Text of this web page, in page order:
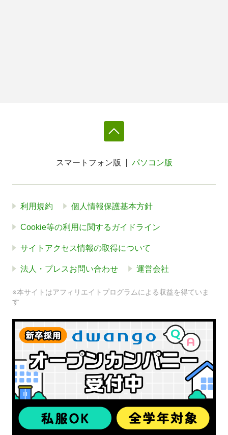
スマートフォン版 パソコン版
利用規約 個人情報保護基本方針
Cookie等の利用に関するガイドライン
サイトアクセス情報の取得について
法人・プレスお問い合わせ 運営会社
※本サイトはアフィリエイトプログラムによる収益を得ていま
す